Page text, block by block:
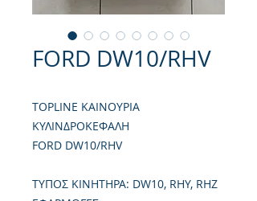
FORD DW10/RHV
TOPLINE ΚΑΙΝΟΥΡΙΑ
ΚΥΛΙΝΔΡΟΚΕΦΑΛΗ
FORD DW10/RHV
TΥΠΟΣ ΚΙΝΗΤΗΡΑ: DW10, RHY, RHZ